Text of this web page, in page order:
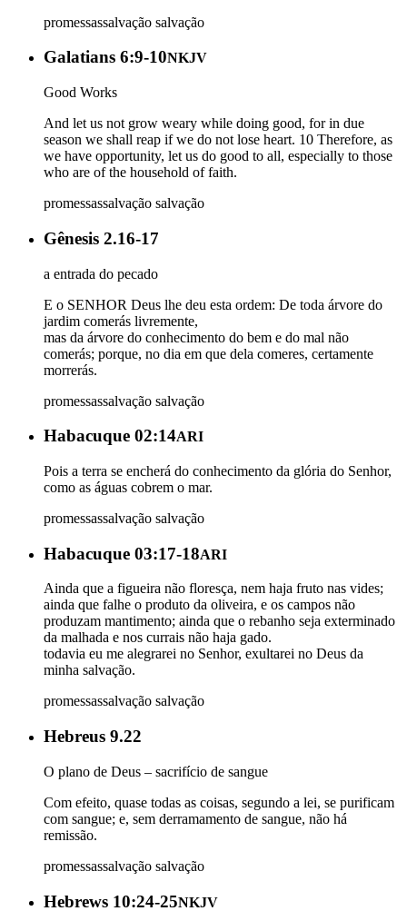
promessassalvação salvação
Galatians 6:9-10NKJV
Good Works
And let us not grow weary while doing good, for in due
season we shall reap if we do not lose heart. 10 Therefore, as
we have opportunity, let us do good to all, especially to those
who are of the household of faith.
promessassalvação salvação
Gênesis 2.16-17
a entrada do pecado
E o SENHOR Deus lhe deu esta ordem: De toda árvore do
jardim comerás livremente,
mas da árvore do conhecimento do bem e do mal não
comerás; porque, no dia em que dela comeres, certamente
morrerás.
promessassalvação salvação
Habacuque 02:14ARI
Pois a terra se encherá do conhecimento da glória do Senhor,
como as águas cobrem o mar.
promessassalvação salvação
Habacuque 03:17-18ARI
Ainda que a figueira não floresça, nem haja fruto nas vides;
ainda que falhe o produto da oliveira, e os campos não
produzam mantimento; ainda que o rebanho seja exterminado
da malhada e nos currais não haja gado.
todavia eu me alegrarei no Senhor, exultarei no Deus da
minha salvação.
promessassalvação salvação
Hebreus 9.22
O plano de Deus – sacrifício de sangue
Com efeito, quase todas as coisas, segundo a lei, se purificam
com sangue; e, sem derramamento de sangue, não há
remissão.
promessassalvação salvação
Hebrews 10:24-25NKJV